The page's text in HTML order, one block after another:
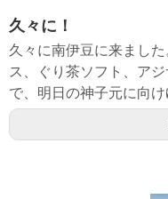
久々に！
久々に南伊豆に来まし
ス、ぐり茶ソフト、ア
で、明日の神子元に向け